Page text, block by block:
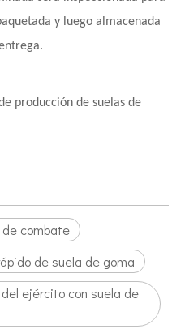
y luego almacenada
producción de suelas de
combate
de suela de goma
ejército con suela de